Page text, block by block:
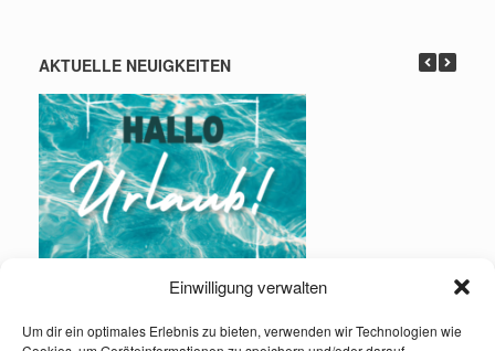
Einwilligung verwalten
Um dir ein optimales Erlebnis zu bieten, verwenden wir Technologien wie
AKTUELLE NEUIGKEITEN
Urlaub: 01.08. – 16.08.2026